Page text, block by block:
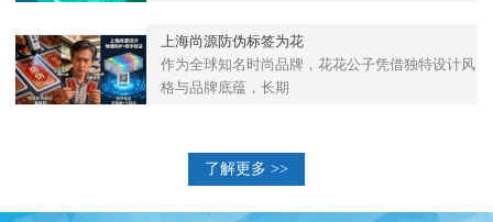
上海尚源防伪标签为花
作为全球知名时尚品牌，花花公子凭借独特设计风
格与品牌底蕴，长期
了解更多 >>